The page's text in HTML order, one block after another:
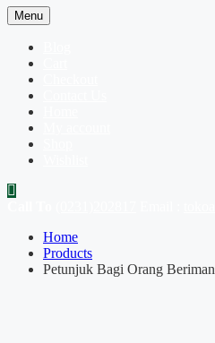
Menu
Home
Products
Petunjuk Bagi Orang Beriman